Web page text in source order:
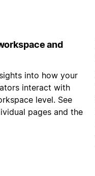
and
into how your
interact with
level. See
pages and the